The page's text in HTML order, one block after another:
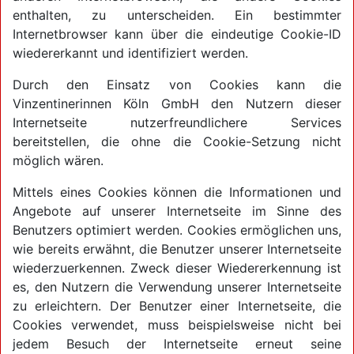
enthalten, zu unterscheiden. Ein bestimmter
Internetbrowser kann über die eindeutige Cookie-ID
wiedererkannt und identifiziert werden.
Durch den Einsatz von Cookies kann die
Vinzentinerinnen Köln GmbH den Nutzern dieser
Internetseite nutzerfreundlichere Services
bereitstellen, die ohne die Cookie-Setzung nicht
möglich wären.
Mittels eines Cookies können die Informationen und
Angebote auf unserer Internetseite im Sinne des
Benutzers optimiert werden. Cookies ermöglichen uns,
wie bereits erwähnt, die Benutzer unserer Internetseite
wiederzuerkennen. Zweck dieser Wiedererkennung ist
es, den Nutzern die Verwendung unserer Internetseite
zu erleichtern. Der Benutzer einer Internetseite, die
Cookies verwendet, muss beispielsweise nicht bei
jedem Besuch der Internetseite erneut seine